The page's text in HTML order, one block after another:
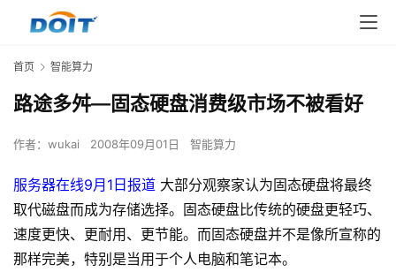
首页 智能算力
路途多舛—固态硬盘消费级市场不被看好
作者： wukai 2008年09月01日 智能算力
服务器在线9月1日报道 大部分观察家认为固态硬盘将最终
取代磁盘而成为存储选择。固态硬盘比传统的硬盘更轻巧、
速度更快、更耐用、更节能。而固态硬盘并不是像所宣称的
那样完美，特别是当用于个人电脑和笔记本。